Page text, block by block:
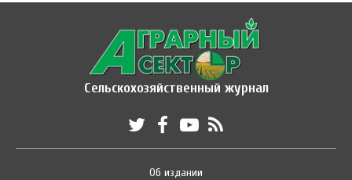
Сельскохозяйственный журнал
Об издании